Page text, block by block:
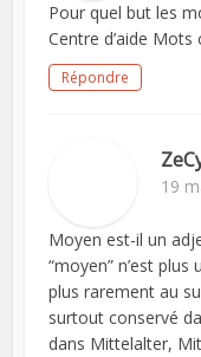
Pour quel but les
Centre d’aide Mots
Répondre
19
Moyen est-il un
“moyen” n’est plus
plus rarement au
surtout conservé
dans Mittelalter,